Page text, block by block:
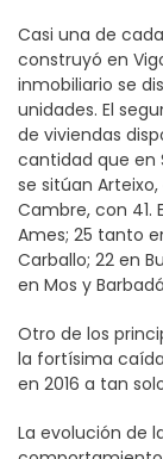
Casi una de
construyó en
inmobiliario se
unidades. El
de viviendas
cantidad que en
se sitúan
Cambre, con 41.
Ames; 25 tanto
Carballo; 22 en
en Mos y
Otro de los
la fortísima
en 2016 a tan
La evolución de